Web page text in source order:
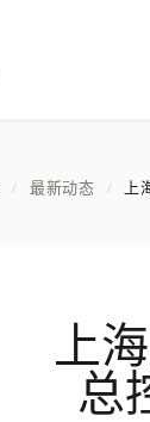
/ 最新动态 / 上
上
总